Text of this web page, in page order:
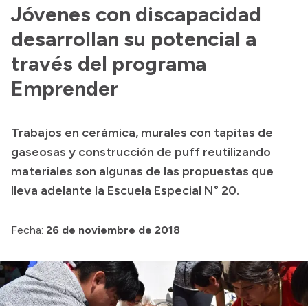
Discursos en la Legislatura
Casa de Gobierno
Acerca de Río Negro
Historia
Invertí en Río Negro
Presupuesto
Compras y licitaciones
Consulta de expedientes
Jóvenes con discapacidad
desarrollan su potencial a
través del programa
Emprender
Trabajos en cerámica, murales con tapitas de
gaseosas y construcción de puff reutilizando
materiales son algunas de las propuestas que
lleva adelante la Escuela Especial N° 20.
Fecha: 26 de noviembre de 2018